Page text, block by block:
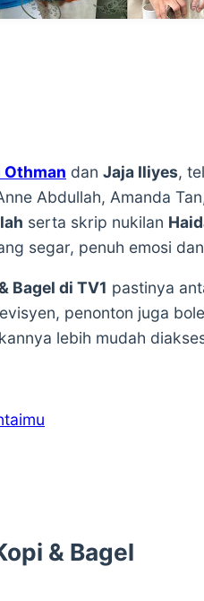
Othman dan Jaja Iliyes,
Abdullah, Amanda
serta skrip nukilan
segar, penuh emosi
Bagel di TV1 pastinya
penonton juga
lebih mudah
& Bagel